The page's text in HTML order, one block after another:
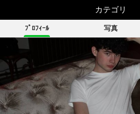
moongloww
ﾌﾟﾛﾌｨｰﾙ 写真
カテゴリ